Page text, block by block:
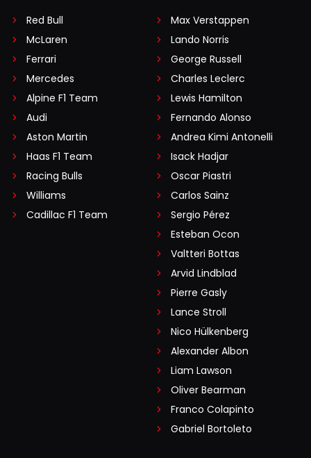
Red Bull
McLaren
Ferrari
Mercedes
Alpine F1 Team
Audi
Aston Martin
Haas F1 Team
Racing Bulls
Williams
Cadillac F1 Team
Max Verstappen
Lando Norris
George Russell
Charles Leclerc
Lewis Hamilton
Fernando Alonso
Andrea Kimi Antonelli
Isack Hadjar
Oscar Piastri
Carlos Sainz
Sergio Pérez
Esteban Ocon
Valtteri Bottas
Arvid Lindblad
Pierre Gasly
Lance Stroll
Nico Hülkenberg
Alexander Albon
Liam Lawson
Oliver Bearman
Franco Colapinto
Gabriel Bortoleto